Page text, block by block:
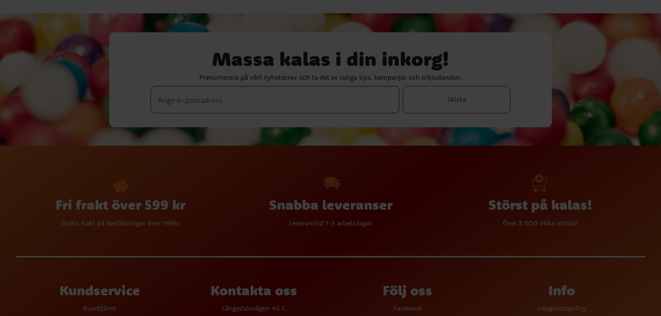
Massa kalas i din inkorg!
Prenumerera på vårt nyhetsbrev och ta del av roliga tips, kampanjer och erbjudanden.
Skicka
Fri frakt över 599 kr
Gratis frakt på beställningar över 599kr
Snabba leveranser
Leveranstid 1-3 arbetsdagar
Störst på kalas!
Över 8 000 olika artiklar
Kundservice
Kundtjänst
Kontakta oss
Långedalsvägen 40 C
Följ oss
Facebook
Info
Integritetspolicy